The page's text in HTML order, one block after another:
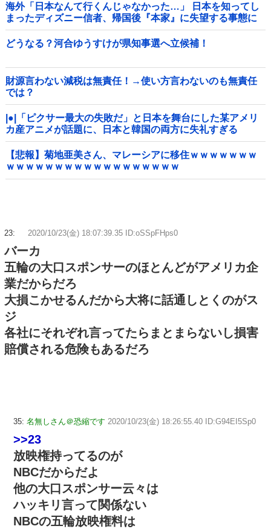
海外「日本なんて行くんじゃなかった…」 日本を知ってし
まったディズニー信者、帰国後『本家』に失望する事態に
どうなる？河合ゆうすけが県知事選へ立候補！
財源言わない減税は無責任！→使い方言わないのも無責任
では？
|●|「ピクサー最大の失敗だ」と日本を舞台にした某アメリ
カ産アニメが話題に、日本と韓国の両方に失礼すぎる
わ……
【悲報】菊地亜美さん、マレーシアに移住ｗｗｗｗｗｗｗ
ｗｗｗｗｗｗｗｗｗｗｗｗｗｗｗｗｗｗ
23: 2020/10/23(金) 18:07:39.35 ID:oSSpFHps0
バーカ
五輪の大口スポンサーのほとんどがアメリカ企
業だからだろ
大損こかせるんだから大将に話通しとくのがス
ジ
各社にそれぞれ言ってたらまとまらないし損害
賠償される危険もあるだろ
35: 名無しさん＠恐縮です 2020/10/23(金) 18:26:55.40 ID:G94EI5Sp0
>>23
放映権持ってるのが
NBCだからだよ
他の大口スポンサー云々は
ハッキリ言って関係ない
NBCの五輪放映権料は